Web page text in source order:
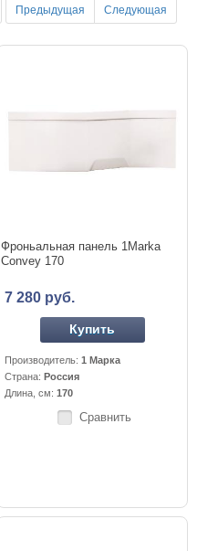
Предыдущая Следующая
Фроньальная панель 1Marka
Convey 170
7 280 руб.
Купить
Производитель:1 Марка
Страна:Россия
Длина, см:170
Сравнить